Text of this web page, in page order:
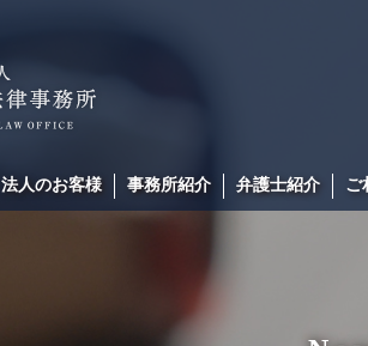
法人のお客様 事務所紹介 弁護士紹介 ご